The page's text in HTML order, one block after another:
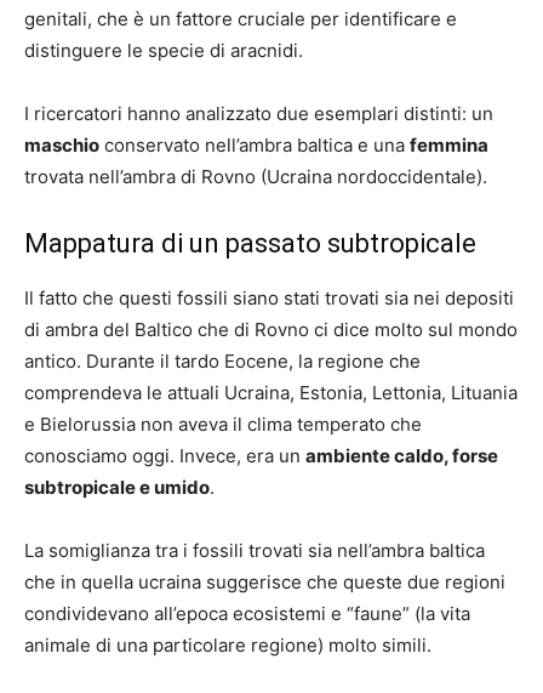
genitali, che è un fattore cruciale per identificare e
distinguere le specie di aracnidi.
I ricercatori hanno analizzato due esemplari distinti: un
maschio conservato nell’ambra baltica e una femmina
trovata nell’ambra di Rovno (Ucraina nordoccidentale).
Mappatura di un passato subtropicale
Il fatto che questi fossili siano stati trovati sia nei depositi
di ambra del Baltico che di Rovno ci dice molto sul mondo
antico. Durante il tardo Eocene, la regione che
comprendeva le attuali Ucraina, Estonia, Lettonia, Lituania
e Bielorussia non aveva il clima temperato che
conosciamo oggi. Invece, era un ambiente caldo, forse
subtropicale e umido.
La somiglianza tra i fossili trovati sia nell’ambra baltica
che in quella ucraina suggerisce che queste due regioni
condividevano all’epoca ecosistemi e “faune” (la vita
animale di una particolare regione) molto simili.